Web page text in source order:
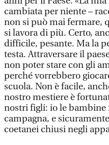
cambiata per niente –
non si può mai fermare,
si lavora di più. Certo,
difficile, pesante. Ma la
testa. Attraversare il
non poter stare con gli
perché vorrebbero
scuola. Non è facile,
nostro mestiere è
nostri figli: io le bambine
campagna, e
coetanei chiusi negli